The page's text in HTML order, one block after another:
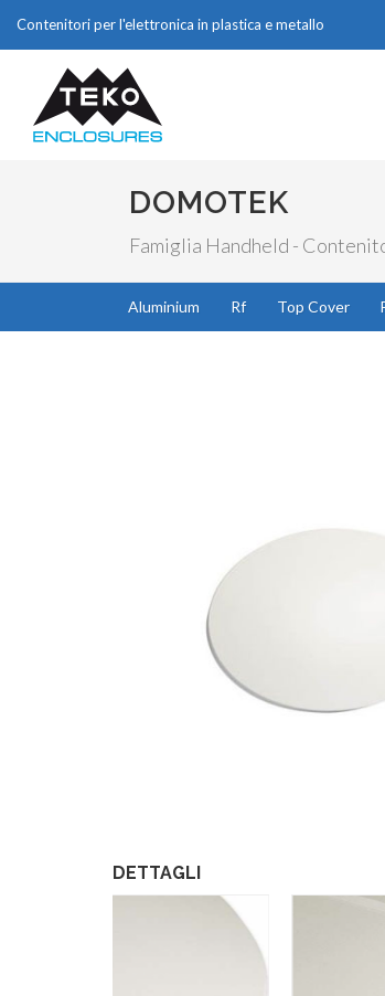
Contenitori per l'elettronica in plastica e metallo
DOMOTEK
Famiglia Handheld -
Aluminium Rf Top Cover
DETTAGLI